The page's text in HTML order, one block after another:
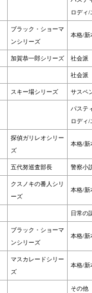
ロディ/
ブラック・ショーマ
ンシリーズ
本格/新
加賀恭一郎シリーズ 社会派
社会派
スキー場シリーズ サスペ
パステ
ロディ/
探偵ガリレオシリー
ズ
本格/新
五代努巡査部長 警察小
クスノキの番人シリ
ーズ
本格/新
日常の
ブラック・ショーマ
ンシリーズ
本格/新
マスカレードシリー
ズ
本格/新
その他